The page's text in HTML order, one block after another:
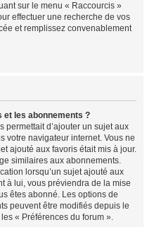
sur le menu « Raccourcis »
effectuer une recherche de vos
et remplissez convenablement
et les abonnements ?
permettait d’ajouter un sujet aux
votre navigateur internet. Vous ne
ajouté aux favoris était mis à jour.
similaires aux abonnements.
lorsqu’un sujet ajouté aux
à lui, vous préviendra de la mise
êtes abonné. Les options de
peuvent être modifiés depuis le
« Préférences du forum ».